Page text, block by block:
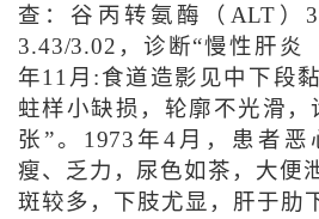
查：谷丙转氨酶（ALT）
3.43/3.02，诊断“慢性肝炎
年11月:食道造影见中下段
蛀样小缺损，轮廓不光滑，
张”。1973年4月，患者恶
瘦、乏力，尿色如茶，大便
斑较多，下肢尤显，肝于肋